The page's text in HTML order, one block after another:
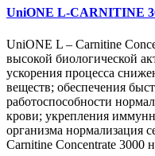
UniONE L-CARNITINE
UniONE L – Carnitine
высокой биологической
ускорения процесса
веществ; обеспечения
работоспособности
крови; укрепления
организма нормализация
Carnitine Concentrate 3000